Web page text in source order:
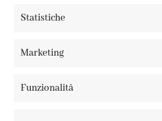
Statistiche
Marketing
Funzionalità
FABBRICA DEL COLORE, VIA
– ©ABRALUX SRL P.IVA